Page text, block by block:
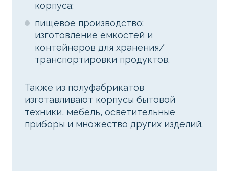
корпуса;
пищевое производство:
изготовление емкостей и
контейнеров для хранения/
транспортировки продуктов.
Также из полуфабрикатов
изготавливают корпусы бытовой
техники, мебель, осветительные
приборы и множество других изделий.